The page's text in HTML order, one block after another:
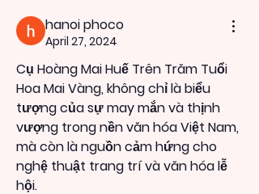
hanoi phoco
April 27, 2024
Cụ Hoàng Mai Huế Trên Trăm Tuổi
Hoa Mai Vàng, không chỉ là biểu
tượng của sự may mắn và thịnh
vượng trong nền văn hóa Việt Nam,
mà còn là nguồn cảm hứng cho
nghệ thuật trang trí và văn hóa lễ
hội.